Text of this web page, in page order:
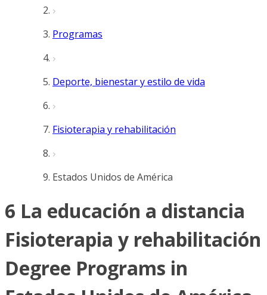
Programas
Deporte, bienestar y estilo de vida
Fisioterapia y rehabilitación
Estados Unidos de América
6 La educación a distancia
Fisioterapia y rehabilitación
Degree Programs in